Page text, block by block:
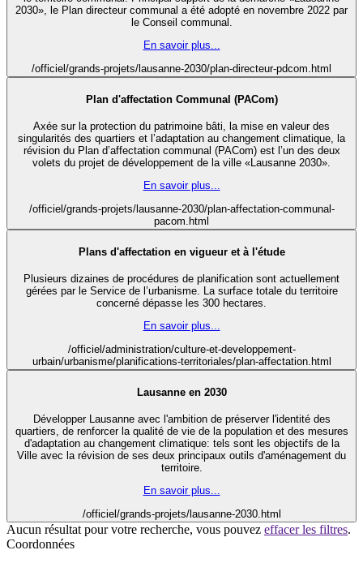
2030», le Plan directeur communal a été adopté en novembre 2022 par
le Conseil communal.
En savoir plus...
/officiel/grands-projets/lausanne-2030/plan-directeur-pdcom.html
Plan d'affectation Communal (PACom)
Axée sur la protection du patrimoine bâti, la mise en valeur des
singularités des quartiers et l’adaptation au changement climatique, la
révision du Plan d’affectation communal (PACom) est l’un des deux
volets du projet de développement de la ville «Lausanne 2030».
En savoir plus...
/officiel/grands-projets/lausanne-2030/plan-affectation-communal-
pacom.html
Plans d'affectation en vigueur et à l'étude
Plusieurs dizaines de procédures de planification sont actuellement
gérées par le Service de l’urbanisme. La surface totale du territoire
concerné dépasse les 300 hectares.
En savoir plus...
/officiel/administration/culture-et-developpement-
urbain/urbanisme/planifications-territoriales/plan-affectation.html
Lausanne en 2030
Développer Lausanne avec l'ambition de préserver l'identité des
quartiers, de renforcer la qualité de vie de la population et des mesures
d'adaptation au changement climatique: tels sont les objectifs de la
Ville avec la révision de ses deux principaux outils d'aménagement du
territoire.
En savoir plus...
/officiel/grands-projets/lausanne-2030.html
Aucun résultat pour votre recherche, vous pouvez effacer les filtres.
Coordonnées